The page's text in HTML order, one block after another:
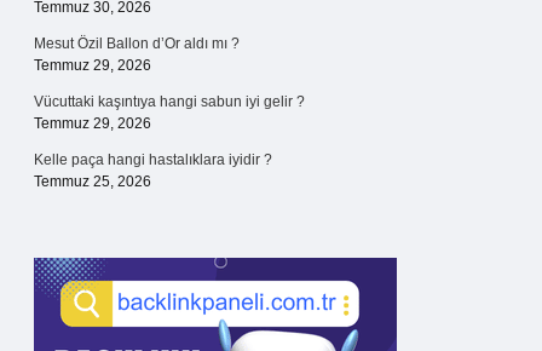
Temmuz 30, 2026
Mesut Özil Ballon d’Or aldı mı ?
Temmuz 29, 2026
Vücuttaki kaşıntıya hangi sabun iyi gelir ?
Temmuz 29, 2026
Kelle paça hangi hastalıklara iyidir ?
Temmuz 25, 2026